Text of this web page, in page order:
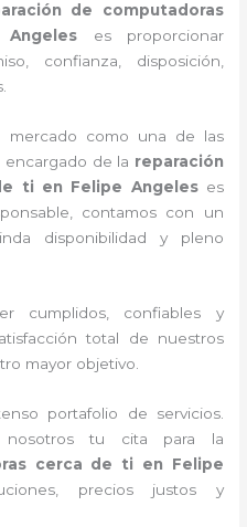
de computadoras
es proporcionar
confianza, disposición,
mercado como una de las
encargado de la reparación
ti en Felipe Angeleses
contamos con un
disponibilidad y pleno
cumplidos, confiables y
total de nuestros
mayor objetivo.
portafolio de servicios.
nosotros tu cita para la
cerca de ti en Felipe
precios justos y